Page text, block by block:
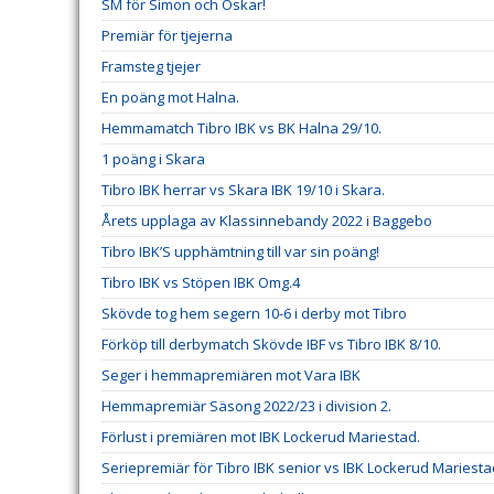
SM för Simon och Oskar!
Premiär för tjejerna
Framsteg tjejer
En poäng mot Halna.
Hemmamatch Tibro IBK vs BK Halna 29/10.
1 poäng i Skara
Tibro IBK herrar vs Skara IBK 19/10 i Skara.
Årets upplaga av Klassinnebandy 2022 i Baggebo
Tibro IBK’S upphämtning till var sin poäng!
Tibro IBK vs Stöpen IBK Omg.4
Skövde tog hem segern 10-6 i derby mot Tibro
Förköp till derbymatch Skövde IBF vs Tibro IBK 8/10.
Seger i hemmapremiären mot Vara IBK
Hemmapremiär Säsong 2022/23 i division 2.
Förlust i premiären mot IBK Lockerud Mariestad.
Seriepremiär för Tibro IBK senior vs IBK Lockerud